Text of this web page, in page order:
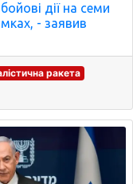
дії на семи
- заявив
ракета